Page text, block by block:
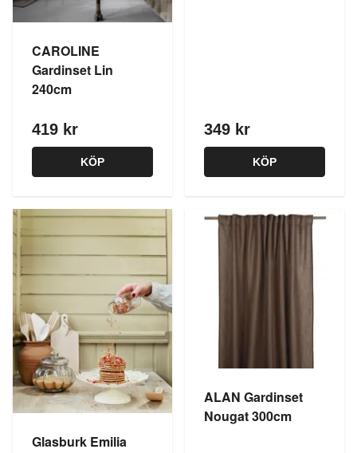
CAROLINE
Gardinset Lin
240cm
419 kr
KÖP
349 kr
KÖP
Glasburk Emilia
ALAN Gardinset
Nougat 300cm